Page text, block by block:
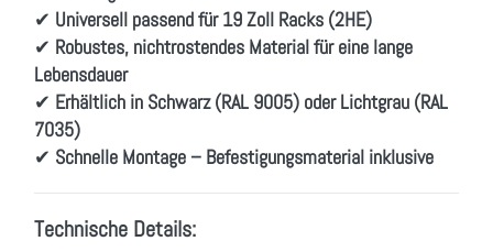
✔ Universell passend für 19 Zoll Racks (2HE)
✔ Robustes, nichtrostendes Material für eine lange
Lebensdauer
✔ Erhältlich in Schwarz (RAL 9005) oder Lichtgrau (RAL
7035)
✔ Schnelle Montage – Befestigungsmaterial inklusive
Technische Details: